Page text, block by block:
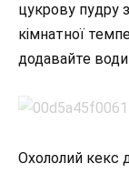
цукрову пудру
кімнатної
додавайте
Охололий кекс